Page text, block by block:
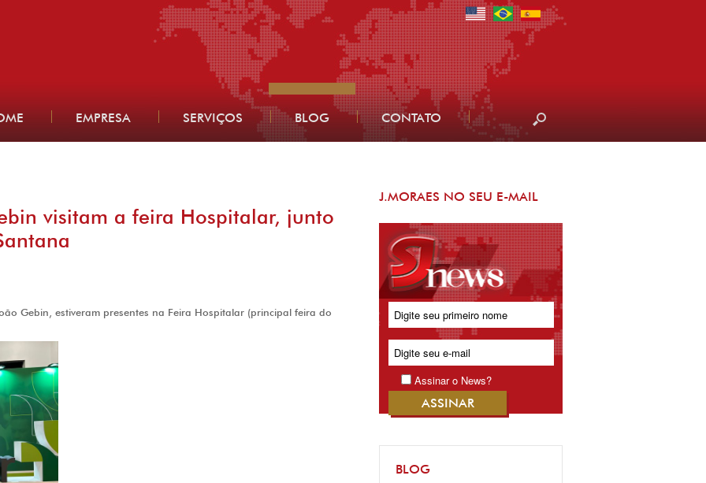
EMPRESA SERVIÇOS BLOG CONTATO
visitam a feira Hospitalar, junto
Gebin, estiveram presentes na Feira Hospitalar (principal feira do
J.MORAES NO SEU E-MAIL
Assinar o News?
BLOG